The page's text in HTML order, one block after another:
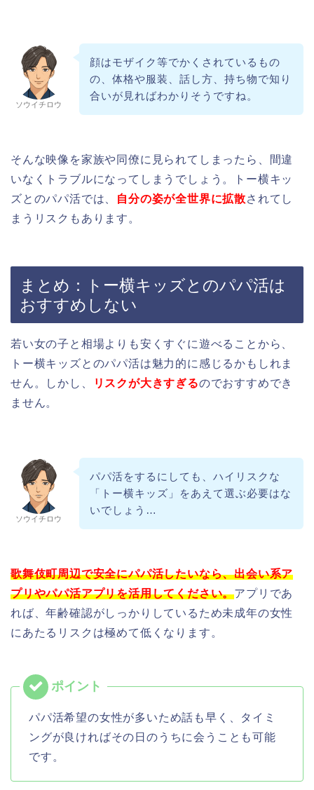
ソウイチロウ
顔はモザイク等でかくされているもの
の、体格や服装、話し方、持ち物で知り
合いが見ればわかりそうですね。
そんな映像を家族や同僚に見られてしまったら、間違
いなくトラブルになってしまうでしょう。
トー横キッ
ズとのパパ活では、
自分の姿が全世界に拡散されてし
まうリスクもあります。
まとめ：トー横キッズとのパパ活は
おすすめしない
若い女の子と相場よりも安くすぐに遊べることから、
トー横キッズとのパパ活は魅力的に感じるかもしれま
せん。
しかし、 リスクが大きすぎるのでおすすめでき
ません。
ソウイチロウ
パパ活をするにしても、ハイリスクな
「トー横キッズ」をあえて選ぶ必要はな
いでしょう…
歌舞伎町周辺で安全にパパ活したいなら、出会い系ア
プリやパパ活アプリを活用してください。アプリであ
れば、年齢確認がしっかりしているため未成年の女性
にあたるリスクは極めて低くなります。
パパ活希望の女性が多いため話も早く、タイミ
ングが良ければその日のうちに会うことも可能
です。